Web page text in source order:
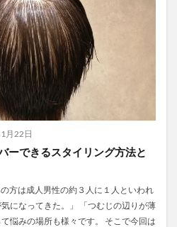
月22日
ーできるスタイリング方法と
方は成人男性の約３人に１人といわれ
になってきた。」 「つむじの辺りが薄
悩みの場所も様々です。 そこで今回は